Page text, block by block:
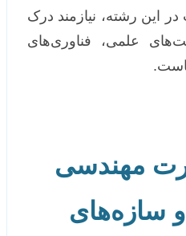
این رشته، نیازمند درک
علمی، فناوری‌های
مهندسی
سازه‌های